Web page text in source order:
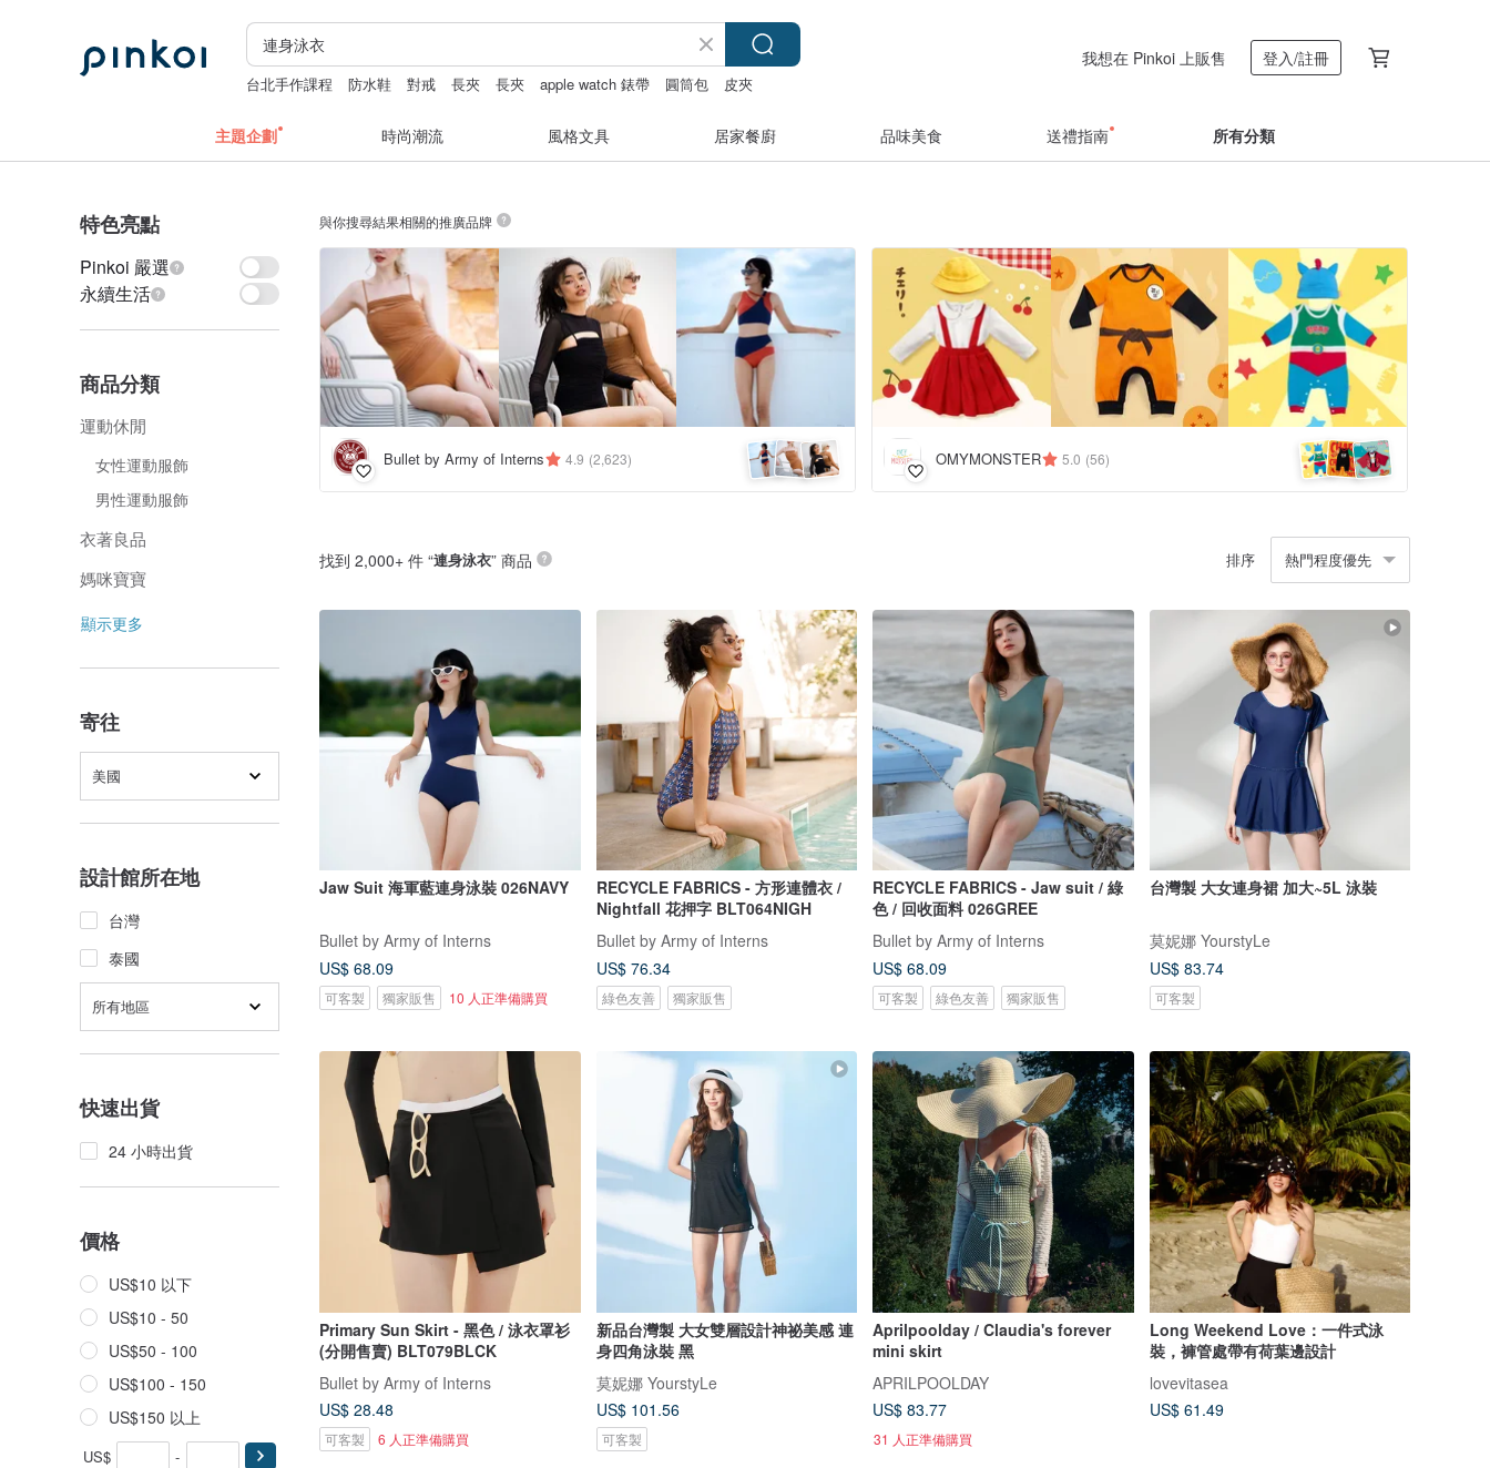
台北手作課程 防水鞋 對戒 長夾 長夾 apple watch 錶帶 圓筒包 皮夾
我想在 Pinkoi 上販售 登入/註冊
主題企劃 時尚潮流 風格文具 居家餐廚 品味美食 送禮指南 所有分類
特色亮點
Pinkoi 嚴選
永續生活
商品分類
運動休閒
女性運動服飾
男性運動服飾
衣著良品
媽咪寶寶
顯示更多
寄往
美國
設計館所在地
台灣
泰國
所有地區
快速出貨
24 小時出貨
價格
US$10 以下
US$10 - 50
US$50 - 100
US$100 - 150
US$150 以上
US$ -
與你搜尋結果相關的推廣品牌
Bullet by Army of Interns 4.9 (2,623) OMYMONSTER 5.0 (56)
找到 2,000+ 件 “連身泳衣” 商品 排序 熱門程度優先
Jaw Suit 海軍藍連身泳裝 026NAVY
Bullet by Army of Interns
US$ 68.09
可客製 獨家販售 10 人正準備購買
RECYCLE FABRICS - 方形連體衣 /
Nightfall 花押字 BLT064NIGH
Bullet by Army of Interns
US$ 76.34
綠色友善 獨家販售
RECYCLE FABRICS - Jaw suit / 綠
色 / 回收面料 026GREE
Bullet by Army of Interns
US$ 68.09
可客製 綠色友善 獨家販售
台灣製 大女連身裙 加大~5L 泳裝
莫妮娜 YourstyLe
US$ 83.74
可客製
Primary Sun Skirt - 黑色 / 泳衣罩衫
(分開售賣) BLT079BLCK
Bullet by Army of Interns
US$ 28.48
可客製 6 人正準備購買
新品台灣製 大女雙層設計神祕美感 連
身四角泳裝 黑
莫妮娜 YourstyLe
US$ 101.56
可客製
Aprilpoolday / Claudia's forever
mini skirt
APRILPOOLDAY
US$ 83.77
31 人正準備購買
Long Weekend Love：一件式泳
裝，褲管處帶有荷葉邊設計
lovevitasea
US$ 61.49